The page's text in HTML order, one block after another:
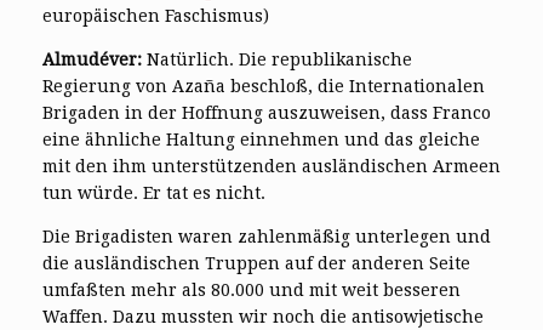
europäischen Faschismus)
Almudéver: Natürlich. Die republikanische
Regierung von Azaña beschloß, die Internationalen
Brigaden in der Hoffnung auszuweisen, dass Franco
eine ähnliche Haltung einnehmen und das gleiche
mit den ihm unterstützenden ausländischen Armeen
tun würde. Er tat es nicht.
Die Brigadisten waren zahlenmäßig unterlegen und
die ausländischen Truppen auf der anderen Seite
umfaßten mehr als 80.000 und mit weit besseren
Waffen. Dazu mussten wir noch die antisowjetische